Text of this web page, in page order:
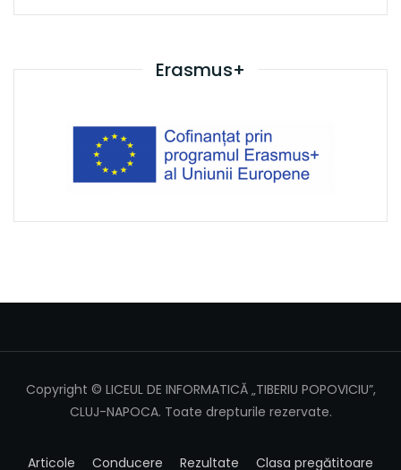
Erasmus+
Copyright © LICEUL DE INFORMATICĂ „TIBERIU POPOVICIU”,
CLUJ-NAPOCA. Toate drepturile rezervate.
Articole Conducere Rezultate Clasa pregătitoare